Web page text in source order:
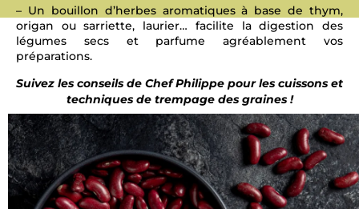
– Un bouillon d’herbes aromatiques à base de thym,
origan ou sarriette, laurier… facilite la digestion des
légumes secs et parfume agréablement vos
préparations.
Suivez les conseils de Chef Philippe pour les cuissons et
techniques de trempage des graines !